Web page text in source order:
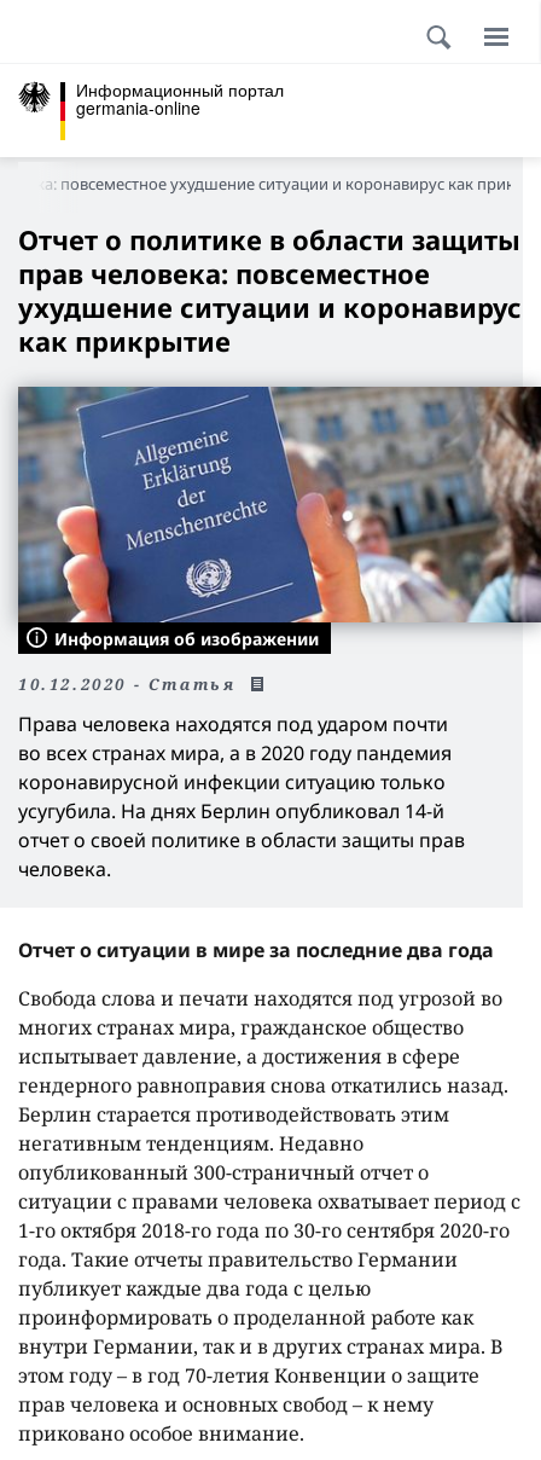
Информационный портал
germania-online
повсеместное ухудшение ситуации и коронавирус как
Отчет о политике в области защиты
прав человека: повсеместное
ухудшение ситуации и коронавирус
как прикрытие
Информация об изображении
10.12.2020 - Статья
Права человека находятся под ударом почти
во всех странах мира, а в 2020 году пандемия
коронавирусной инфекции ситуацию только
усугубила. На днях Берлин опубликовал 14-й
отчет о своей политике в области защиты прав
человека.
Отчет о ситуации в мире за последние два года
Свобода слова и печати находятся под угрозой во
многих странах мира, гражданское общество
испытывает давление, а достижения в сфере
гендерного равноправия снова откатились назад.
Берлин старается противодействовать этим
негативным тенденциям. Недавно
опубликованный 300-страничный отчет о
ситуации с правами человека охватывает период с
1-го октября 2018-го года по 30-го сентября 2020-го
года. Такие отчеты правительство Германии
публикует каждые два года с целью
проинформировать о проделанной работе как
внутри Германии, так и в других странах мира. В
этом году – в год 70-летия Конвенции о защите
прав человека и основных свобод – к нему
приковано особое внимание.